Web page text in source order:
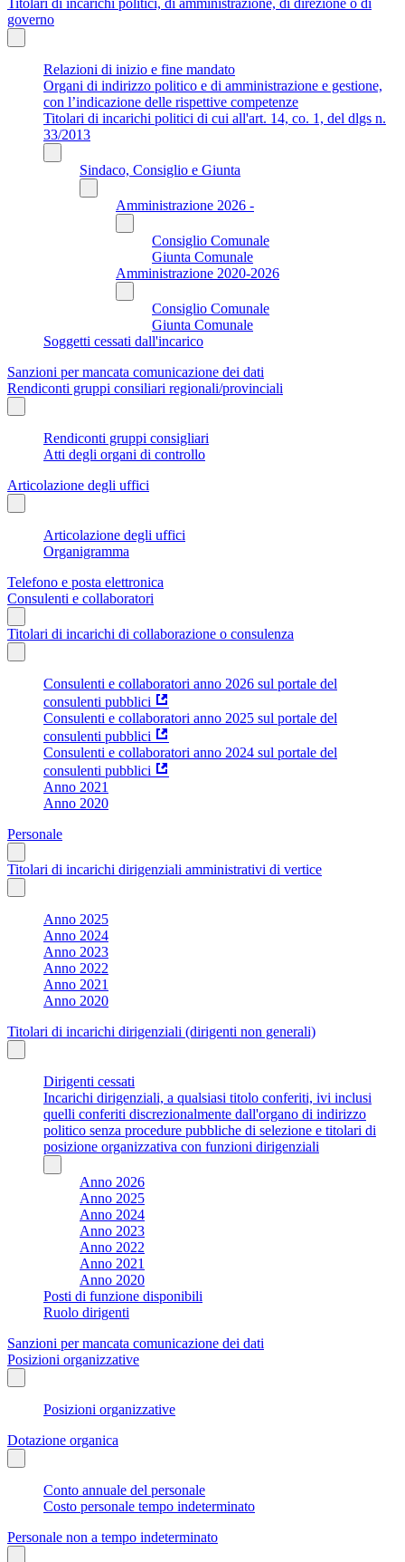
Titolari di incarichi politici, di amministrazione, di direzione o di
governo
Relazioni di inizio e fine mandato
Organi di indirizzo politico e di amministrazione e gestione,
con l’indicazione delle rispettive competenze
Titolari di incarichi politici di cui all'art. 14, co. 1, del dlgs n.
33/2013
Sindaco, Consiglio e Giunta
Amministrazione 2026 -
Consiglio Comunale
Giunta Comunale
Amministrazione 2020-2026
Consiglio Comunale
Giunta Comunale
Soggetti cessati dall'incarico
Sanzioni per mancata comunicazione dei dati
Rendiconti gruppi consiliari regionali/provinciali
Rendiconti gruppi consigliari
Atti degli organi di controllo
Articolazione degli uffici
Articolazione degli uffici
Organigramma
Telefono e posta elettronica
Consulenti e collaboratori
Titolari di incarichi di collaborazione o consulenza
Consulenti e collaboratori anno 2026 sul portale del
consulenti pubblici
Consulenti e collaboratori anno 2025 sul portale del
consulenti pubblici
Consulenti e collaboratori anno 2024 sul portale del
consulenti pubblici
Anno 2021
Anno 2020
Personale
Titolari di incarichi dirigenziali amministrativi di vertice
Anno 2025
Anno 2024
Anno 2023
Anno 2022
Anno 2021
Anno 2020
Titolari di incarichi dirigenziali (dirigenti non generali)
Dirigenti cessati
Incarichi dirigenziali, a qualsiasi titolo conferiti, ivi inclusi
quelli conferiti discrezionalmente dall'organo di indirizzo
politico senza procedure pubbliche di selezione e titolari di
posizione organizzativa con funzioni dirigenziali
Anno 2026
Anno 2025
Anno 2024
Anno 2023
Anno 2022
Anno 2021
Anno 2020
Posti di funzione disponibili
Ruolo dirigenti
Sanzioni per mancata comunicazione dei dati
Posizioni organizzative
Posizioni organizzative
Dotazione organica
Conto annuale del personale
Costo personale tempo indeterminato
Personale non a tempo indeterminato